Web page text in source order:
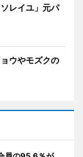
レイユ」元パ
ウやモズクの